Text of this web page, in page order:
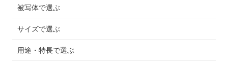
被写体で選ぶ
サイズで選ぶ
用途・特長で選ぶ